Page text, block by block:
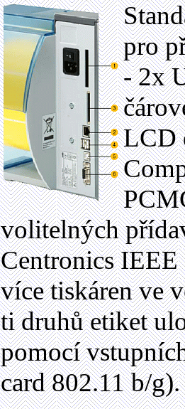
pro
- 2x
LCD
volitelných
Centronics
více tiskáren ve
ti druhů etiket
pomocí
card 802.11 b/